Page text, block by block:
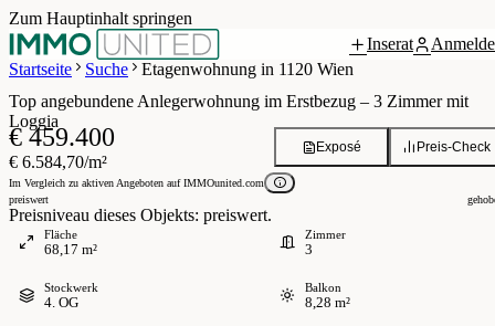
Zum Hauptinhalt springen
Inserat
Startseite
Suche Etagenwohnung in 1120 Wien
/ 13Grundriss
Top angebundene Anlegerwohnung im Erstbezug – 3 Zimmer mit
Loggia
€ 459.400
€ 6.584,70/m²
Im Vergleich zu aktiven Angeboten auf IMMOunited.com
preiswert
Preisniveau dieses Objekts: preiswert.
Preis-Check
Exposé
Fläche
68,17 m²
Zimmer
3
Stockwerk
4. OG
Balkon
8,28 m²